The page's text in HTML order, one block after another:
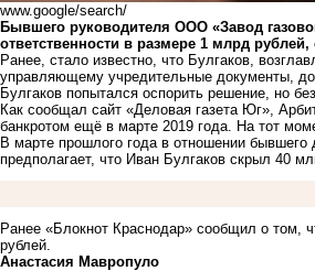
www.google/search/
Бывшего руководителя ООО «Завод
ответственности в размере 1 млрд рублей,
Ранее, стало известно, что Булгаков,
управляющему учредительные документы,
Булгаков попытался оспорить решение, но
Как сообщал сайт «Деловая газета Юг»,
банкротом ещё в марте 2019 года. На тот
В марте прошлого года в отношении
предполагает, что Иван Булгаков скрыл 40
Ранее «Блокнот Краснодар» сообщил о том,
рублей
Анастасия Мавропуло